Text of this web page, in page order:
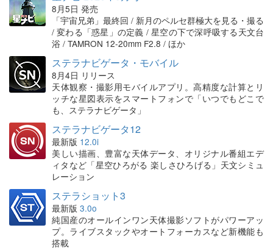
8月5日 発売
「宇宙兄弟」最終回 / 新月のペルセ群極大を見る・撮る
/ 変わる「惑星」の定義 / 星空の下で深呼吸する天文台
浴 / TAMRON 12-20mm F2.8 / ほか
ステラナビゲータ・モバイル
8月4日 リリース
天体観察・撮影用モバイルアプリ。高精度な計算とリ
ッチな星図表示をスマートフォンで「いつでもどこで
も、ステラナビゲータ」
ステラナビゲータ12
最新版 12.0i
美しい描画、豊富な天体データ、オリジナル番組エデ
ィタなど「星空ひろがる 楽しさひろげる」天文シミュ
レーション
ステラショット3
最新版 3.0o
純国産のオールインワン天体撮影ソフトがパワーアッ
プ。ライブスタックやオートフォーカスなど新機能も
搭載